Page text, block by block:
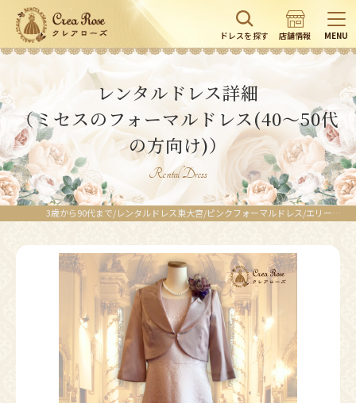
ドレスを探す 店舗情報 MENU
レンタルドレス詳細
（ミセスのフォーマルドレス(40～50代
の方向け)）
Rental Dress
3歳から90代まで/レンタルドレス東大宮/ピンクフォーマルドレス/エリーゼクイーンミディドレス+キアラピンクジャケット｜ピンク（桃色）／優しいピンクのお色が可憐で上品な雰囲気を演出する叔母様フォーマルドレス